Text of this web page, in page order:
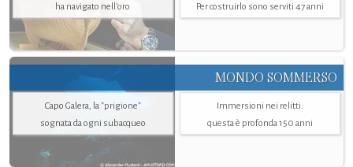
ha navigato nell’oro
Per costruirlo sono serviti 47 anni
MONDO SOMMERSO
Capo Galera, la "prigione"
sognata da ogni subacqueo
Immersioni nei relitti:
questa è profonda 150 anni